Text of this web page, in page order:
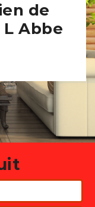
de
Abbe